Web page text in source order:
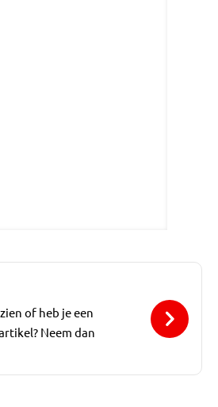
of heb je een
Neem dan